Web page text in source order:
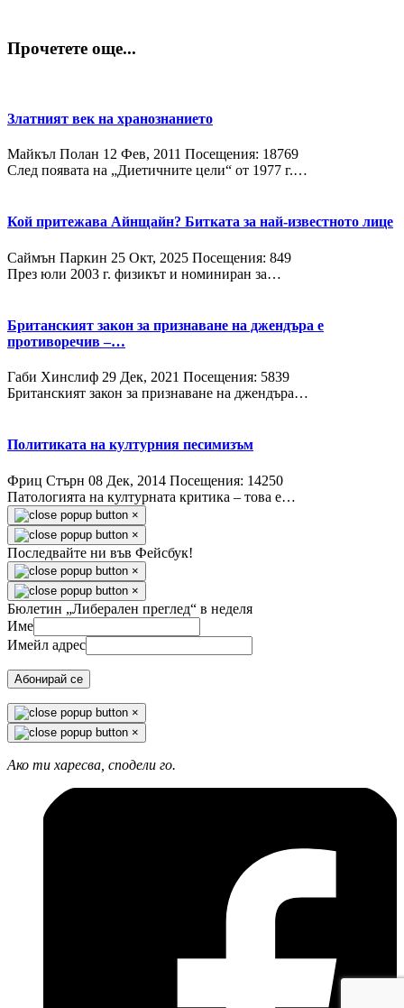
Прочетете още...
Златният век на хранознанието
Майкъл Полан 12 Фев, 2011 Посещения: 18769
След появата на „Диетичните цели“ от 1977 г.…
Кой притежава Айнщайн? Битката за най-известното лице
Саймън Паркин 25 Окт, 2025 Посещения: 849
През юли 2003 г. физикът и номиниран за…
Британският закон за признаване на джендъра е
противоречив –…
Габи Хинслиф 29 Дек, 2021 Посещения: 5839
Британският закон за признаване на джендъра…
Политиката на културния песимизъм
Фриц Стърн 08 Дек, 2014 Посещения: 14250
Патологията на културната критика – това е…
×
×
Последвайте ни във Фейсбук!
×
×
Бюлетин „Либерален преглед“ в неделя
Име
Имейл адрес
Абонирай се
×
×
Ако ти харесва, сподели го.